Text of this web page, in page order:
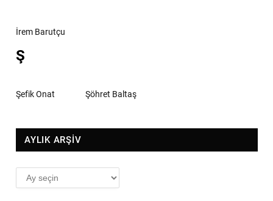
İrem Barutçu
Ş
Şefik Onat Şöhret Baltaş
AYLIK ARŞİV
AYLIK
ARŞİV